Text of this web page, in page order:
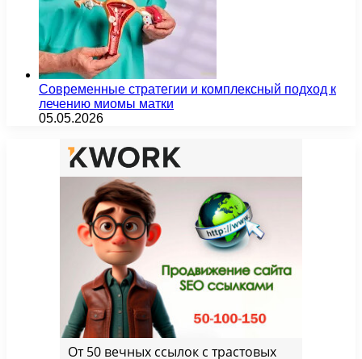
Современные стратегии и комплексный подход к
лечению миомы матки
05.05.2026